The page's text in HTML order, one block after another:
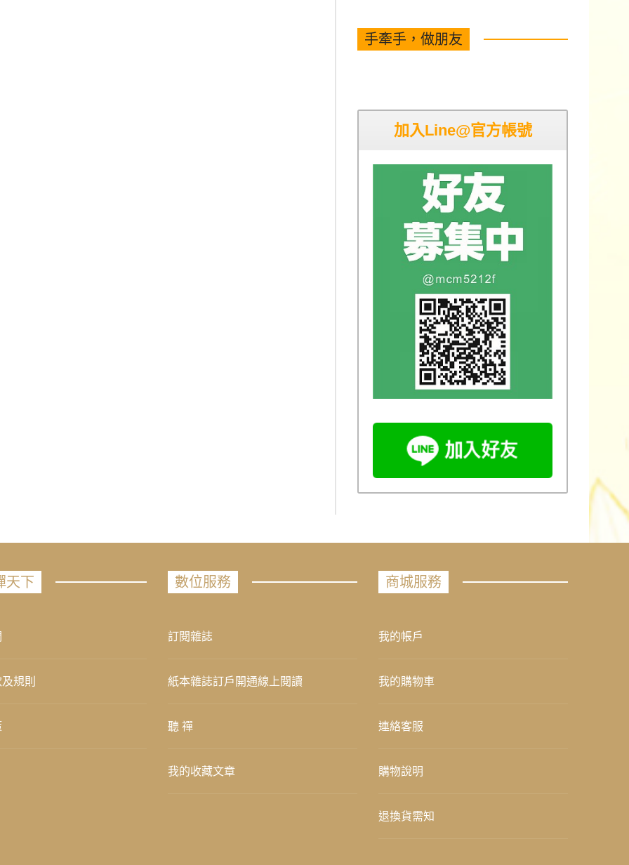
手牽手，做朋友
加入Line@官方帳號
天下
規則
數位服務
訂閱雜誌
紙本雜誌訂戶開通線上閱讀
聽 禪
我的收藏文章
商城服務
我的帳戶
我的購物車
連絡客服
購物說明
退換貨需知